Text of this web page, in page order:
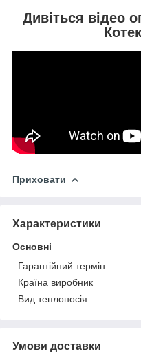
Дивіться відео
Приховати
Характеристики
Основні
Гарантійний термін
Країна виробник
Вид теплоносія
Умови доставки